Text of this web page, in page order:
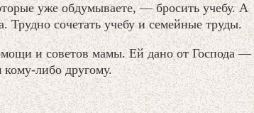
уже обдумываете, — бросить учебу. А
Трудно сочетать учебу и семейные труды.
и советов мамы. Ей дано от Господа —
либо другому.